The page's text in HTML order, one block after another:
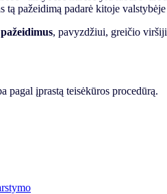
pažeidimą padarė kitoje
, pavyzdžiui, greičio
pagal įprastą teisėkūros procedūrą.